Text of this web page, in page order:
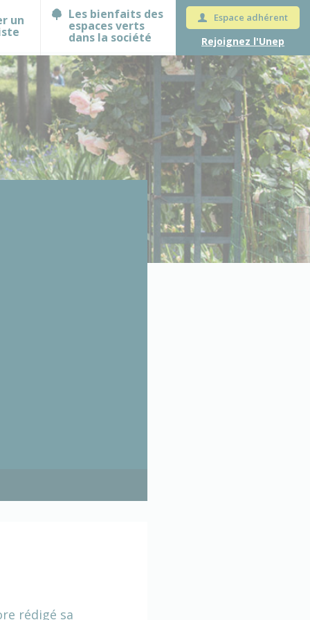
un Les bienfaits des
espaces verts
dans la société
Espace adhérent
Rejoignez l'Unep
rédigé sa